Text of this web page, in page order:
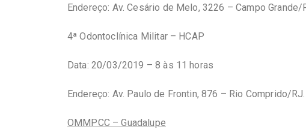
Endereço: Av. Cesário de Melo, 3226 – Campo Grande/
4ª Odontoclínica Militar – HCAP
Data: 20/03/2019 – 8 às 11 horas
Endereço: Av. Paulo de Frontin, 876 – Rio Comprido/RJ.
OMMPCC – Guadalupe